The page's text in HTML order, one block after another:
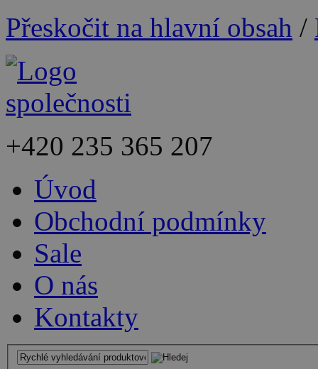
Přeskočit na hlavní obsah /
+420 235 365 207
Úvod
Obchodní podmínky
Sale
O nás
Kontakty